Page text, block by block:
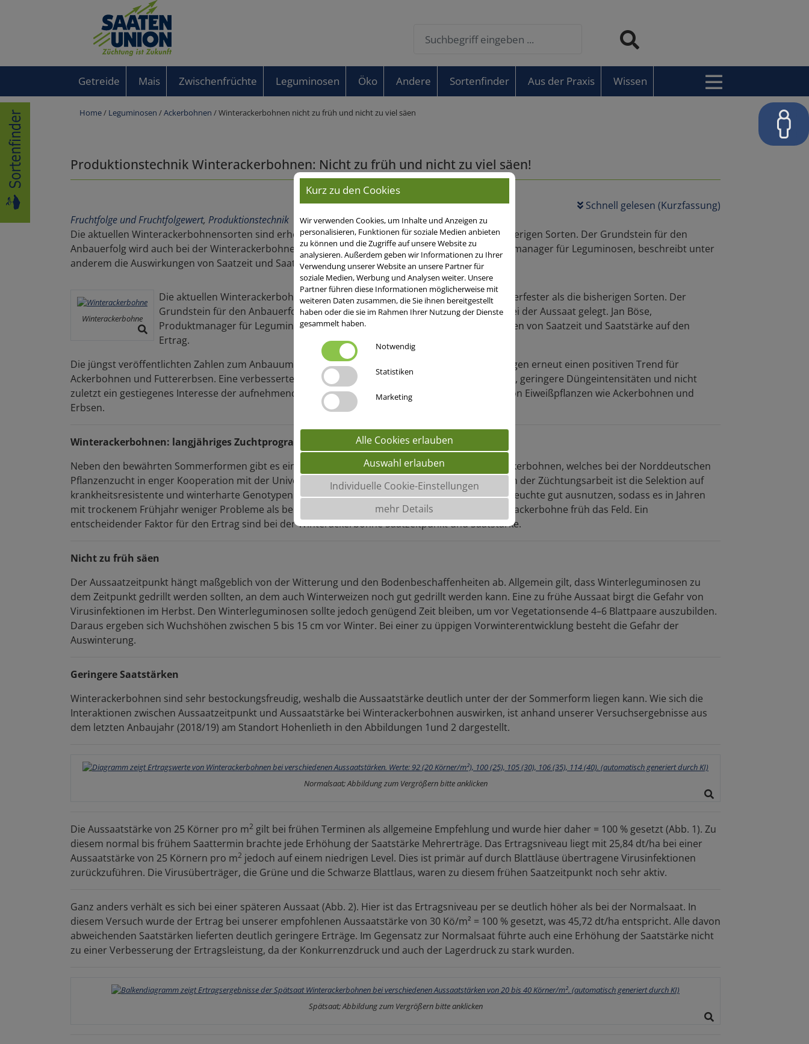
Getreide Mais Zwischenfrüchte Leguminosen Öko Andere Sortenfinder Aus der Praxis Wissen
Home/ Leguminosen /Ackerbohnen / Winterackerbohnen nicht zu früh und nicht zu viel säen
Produktionstechnik Winterackerbohnen: Nicht zu früh und nicht zu viel säen!
Schnell gelesen (Kurzfassung)
Fruchtfolge und Fruchtfolgewert, Produktionstechnik
Die aktuellen Winterackerbohnensorten sind erheblich ertragreicher und winterfester als die bisherigen Sorten. Der Grundstein für den
Anbauerfolg wird auch bei der Winterackerbohne schon bei der Aussaat gelegt. Jan Böse, Produktmanager für Leguminosen, beschreibt unter
anderem die Auswirkungen von Saatzeit und Saatstärke auf den Ertrag.
Winterackerbohne
Die aktuellen Winterackerbohnensorten sind erheblich ertragreicher und winterfester als die bisherigen Sorten. Der
Grundstein für den Anbauerfolg wird auch bei der Winterackerbohne schon bei der Aussaat gelegt. Jan Böse,
Produktmanager für Leguminosen, beschreibt unter anderem die Auswirkungen von Saatzeit und Saatstärke auf den
Ertrag.
Die jüngst veröffentlichten Zahlen zum Anbauumfang von Körnerleguminosen in Deutschland zeigen erneut einen positiven Trend für
Ackerbohnen und Futtererbsen. Eine verbesserte Bodenstruktur nach der Ernte der Leguminosen, geringere Düngeintensitäten und nicht
zuletzt ein gestiegenes Interesse der aufnehmenden Hand sind Treiber des heimischen Anbaus von Eiweißpflanzen wie Ackerbohnen und
Erbsen.
Winterackerbohnen: langjähriges Zuchtprogramm für mehr Gesundheit und Winterhärte
Neben den bewährten Sommerformen gibt es ein langjährig aktives Zuchtprogramm zu Winterackerbohnen, welches bei der Norddeutschen
Pflanzenzucht in enger Kooperation mit der Universität Göttingen bearbeitet wird. Schwerpunkt in der Züchtungsarbeit ist die Selektion auf
krankheitsresistente und winterharte Genotypen. Damit kann diese Kultur im Frühjahr die Bodenfeuchte gut ausnutzen, sodass es in Jahren
mit trockenem Frühjahr weniger Probleme als bei der Sommerform gibt. Zudem räumt die Winterackerbohne früh das Feld. Ein
entscheidender Faktor für den Ertrag sind bei der Winterackerbohne Saatzeitpunkt und Saatstärke.
Nicht zu früh säen
Der Aussaatzeitpunkt hängt maßgeblich von der Witterung und den Bodenbeschaffenheiten ab. Allgemein gilt, dass Winterleguminosen zu
dem Zeitpunkt gedrillt werden sollten, an dem auch Winterweizen noch gut gedrillt werden kann. Eine zu frühe Aussaat birgt die Gefahr von
Virusinfektionen im Herbst. Den Winterleguminosen sollte jedoch genügend Zeit bleiben, um vor Vegetationsende 4–6 Blattpaare auszubilden.
Daraus ergeben sich Wuchshöhen zwischen 5 bis 15 cm vor Winter. Bei einer zu üppigen Vorwinterentwicklung besteht die Gefahr der
Auswinterung.
Geringere Saatstärken
Winterackerbohnen sind sehr bestockungsfreudig, weshalb die Aussaatstärke deutlich unter der der Sommerform liegen kann. Wie sich die
Interaktionen zwischen Aussaatzeitpunkt und Aussaatstärke bei Winterackerbohnen auswirken, ist anhand unserer Versuchsergebnisse aus
dem letzten Anbaujahr (2018/19) am Standort Hohenlieth in den Abbildungen 1und 2 dargestellt.
Normalsaat; Abbildung zum Vergrößern bitte anklicken
Die Aussaatstärke von 25 Körner pro m2 gilt bei frühen Terminen als allgemeine Empfehlung und wurde hier daher = 100 % gesetzt (Abb. 1). Zu
diesem normal bis frühem Saattermin brachte jede Erhöhung der Saatstärke Mehrerträge. Das Ertragsniveau liegt mit 25,84 dt/ha bei einer
Aussaatstärke von 25 Körnern pro m2 jedoch auf einem niedrigen Level. Dies ist primär auf durch Blattläuse übertragene Virusinfektionen
zurückzuführen. Die Virusüberträger, die Grüne und die Schwarze Blattlaus, waren zu diesem frühen Saatzeitpunkt noch sehr aktiv.
Ganz anders verhält es sich bei einer späteren Aussaat (Abb. 2). Hier ist das Ertragsniveau per se deutlich höher als bei der Normalsaat. In
diesem Versuch wurde der Ertrag bei unserer empfohlenen Aussaatstärke von 30 Kö/m² = 100 % gesetzt, was 45,72 dt/ha entspricht. Alle davon
abweichenden Saatstärken lieferten deutlich geringere Erträge. Im Gegensatz zur Normalsaat führte auch eine Erhöhung der Saatstärke nicht
zu einer Verbesserung der Ertragsleistung, da der Konkurrenzdruck und auch der Lagerdruck zu stark wurden.
Spätsaat; Abbildung zum Vergrößern bitte anklicken
Kurz zu den Cookies
Wir verwenden Cookies, um Inhalte und Anzeigen zu
personalisieren, Funktionen für soziale Medien anbieten
zu können und die Zugriffe auf unsere Website zu
analysieren. Außerdem geben wir Informationen zu Ihrer
Verwendung unserer Website an unsere Partner für
soziale Medien, Werbung und Analysen weiter. Unsere
Partner führen diese Informationen möglicherweise mit
weiteren Daten zusammen, die Sie ihnen bereitgestellt
haben oder die sie im Rahmen Ihrer Nutzung der Dienste
gesammelt haben.
Notwendig
Statistiken
Marketing
Alle Cookies erlauben
Auswahl erlauben
Individuelle Cookie-Einstellungen
mehr Details